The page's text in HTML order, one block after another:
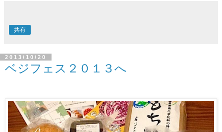
共有
2013/10/20
ベジフェス２０１３へ